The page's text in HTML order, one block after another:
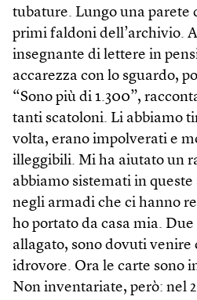
tubature. Lungo una parete
primi faldoni dell’archivio.
insegnante di lettere in
accarezza con lo sguardo,
“Sono più di 1.300”,
tanti scatoloni. Li abbiamo
volta, erano impolverati e
illeggibili. Mi ha aiutato un
abbiamo sistemati in
negli armadi che ci hanno
ho portato da casa mia.
allagato, sono dovuti venire
idrovore. Ora le carte sono
Non inventariate, però: nel